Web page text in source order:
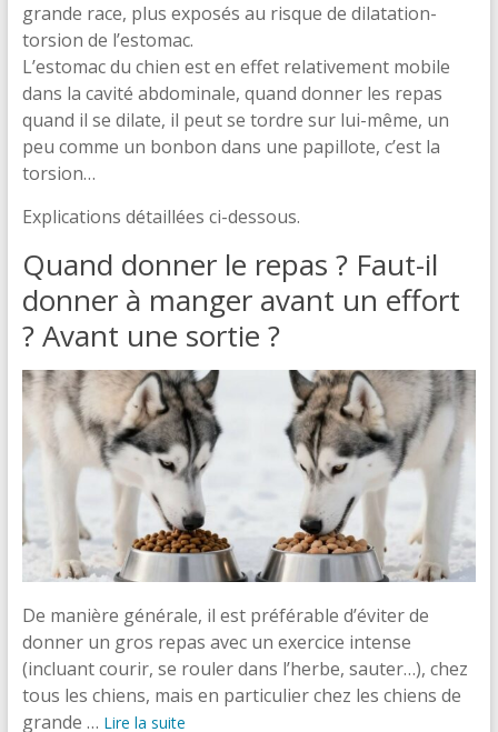
grande race, plus exposés au risque de dilatation-
torsion de l’estomac.
L’estomac du chien est en effet relativement mobile
dans la cavité abdominale, quand donner les repas
quand il se dilate, il peut se tordre sur lui-même, un
peu comme un bonbon dans une papillote, c’est la
torsion…
Explications détaillées ci-dessous.
Quand donner le repas ? Faut-il
donner à manger avant un effort
? Avant une sortie ?
De manière générale, il est préférable d’éviter de
donner un gros repas avec un exercice intense
(incluant courir, se rouler dans l’herbe, sauter…), chez
tous les chiens, mais en particulier chez les chiens de
grande … Lire la suite